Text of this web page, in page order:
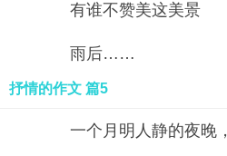
有谁不赞美这美景
雨后……
抒情的作文 篇5
一个月明人静的夜晚，